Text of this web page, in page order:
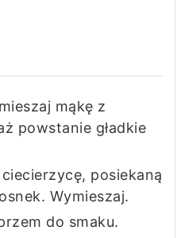
mąkę z
powstanie gładkie
posiekaną
Wymieszaj.
do smaku.